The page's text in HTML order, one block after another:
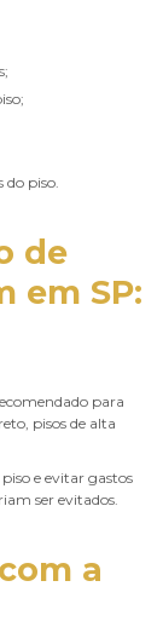
do piso.
de
em SP:
para
pisos de alta
e evitar gastos
ser evitados.
a